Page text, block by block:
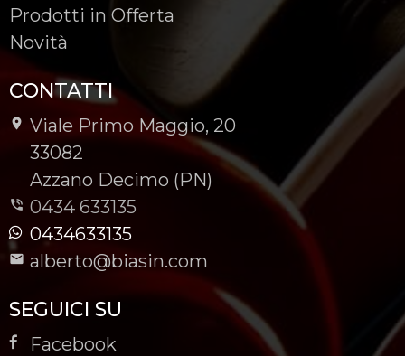
Prodotti in Offerta
Novità
CONTATTI
Viale Primo Maggio, 20
-
33082
-
Azzano Decimo (PN)
0434 633135
0434633135
alberto@biasin.com
SEGUICI SU
Facebook